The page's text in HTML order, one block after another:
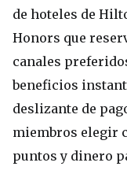
de hoteles de
Honors que
canales
beneficios
deslizante de
miembros elegir
puntos y dinero